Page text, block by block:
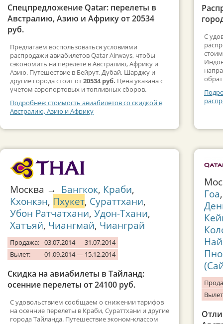
Спецпредложение Qatar: перелеты в
Австралию, Азию и Африку от 20534
руб.
Предлагаем воспользоваться условиями
распродажи авиабилетов Qatar Airways, чтобы
сэкономить на перелете в Австралию, Африку и
Азию. Путешествие в Бейрут, Дубай, Шарджу и
другие города стоит от20534 руб. Цена указана с
учетом аэропортовых и топливных сборов.
Подробнее: стоимость авиабилетов со скидкой в
Австралию, Азию и Африку
Москва → Бангкок, Краби,
Кхонкэн, Пхукет, Сураттхани,
Убон Ратчатхани, Удон-Тхани,
Хатъяй, Чиангмай, Чианграй
Продажа: 03.07.2014 — 31.07.2014
Вылет:
01.09.2014 — 15.12.2014
Скидка на авиабилеты в Тайланд:
осенние перелеты от 24100 руб.
C удовольствием сообщаем о снижении тарифов
на осенние перелеты в Краби, Сураттхани и другие
города Тайланда. Путешествие эконом-классом
С
Гоа